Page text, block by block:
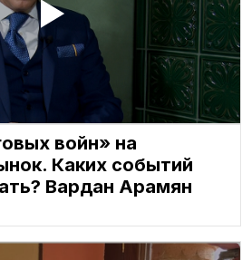
войн» на
Каких событий
Вардан Арамян